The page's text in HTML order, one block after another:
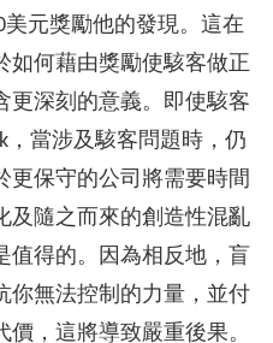
元獎勵他的發現。這在
如何藉由獎勵使駭客做正
更深刻的意義。即使駭客
，當涉及駭客問題時，仍
更保守的公司將需要時間
及隨之而來的創造性混亂
值得的。因為相反地，盲
你無法控制的力量，並付
，這將導致嚴重後果。